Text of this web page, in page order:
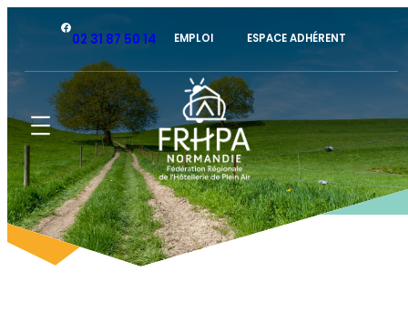
Facebook
02 31 87 50 14 EMPLOI ESPACE ADHÉRENT